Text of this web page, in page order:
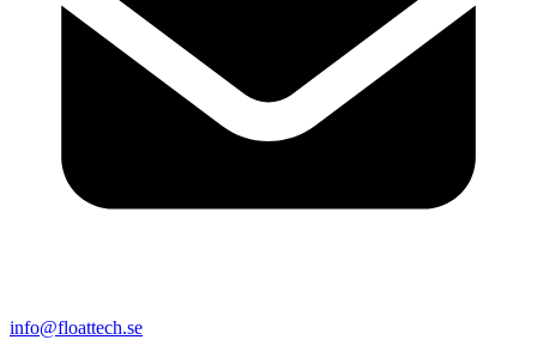
info@floattech.se